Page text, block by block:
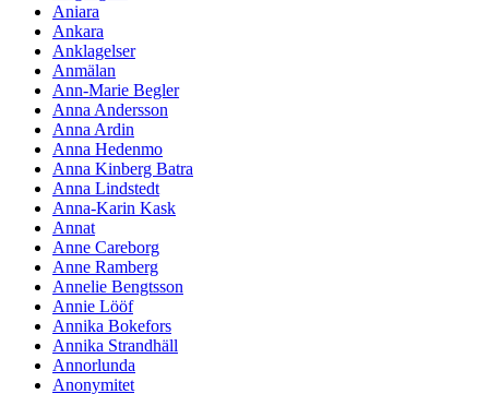
Aniara
Ankara
Anklagelser
Anmälan
Ann-Marie Begler
Anna Andersson
Anna Ardin
Anna Hedenmo
Anna Kinberg Batra
Anna Lindstedt
Anna-Karin Kask
Annat
Anne Careborg
Anne Ramberg
Annelie Bengtsson
Annie Lööf
Annika Bokefors
Annika Strandhäll
Annorlunda
Anonymitet